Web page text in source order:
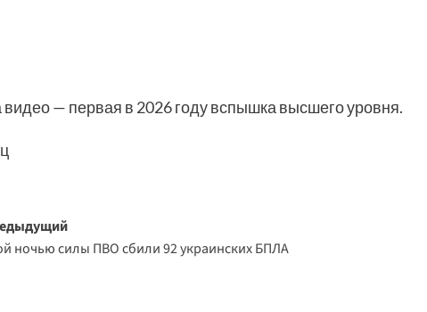
видео — первая в 2026 году вспышка высшего уровня.
ночью силы ПВО сбили 92 украинских БПЛА